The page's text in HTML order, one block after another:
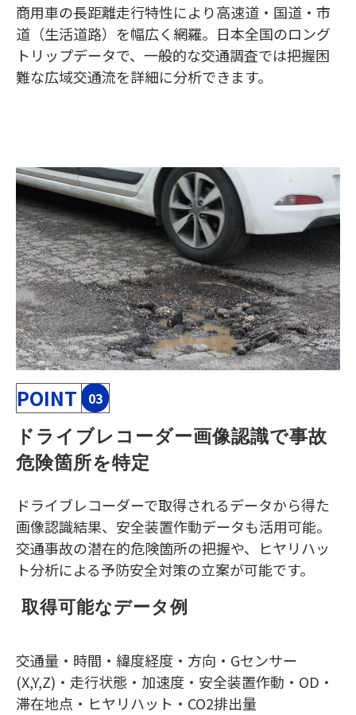
商用車の長距離走行特性により高速道・国道・市
道（生活道路）を幅広く網羅。日本全国のロング
トリップデータで、一般的な交通調査では把握困
難な広域交通流を詳細に分析できます。
POINT 03
ドライブレコーダー画像認識で事故
危険箇所を特定
ドライブレコーダーで取得されるデータから得た
画像認識結果、安全装置作動データも活用可能。
交通事故の潜在的危険箇所の把握や、ヒヤリハッ
ト分析による予防安全対策の立案が可能です。
取得可能なデータ例
交通量・時間・緯度経度・方向・ Gセンサー
(X,Y,Z)・走行状態・ 加速度・ 安全装置作動・ OD・
滞在地点・ヒヤリハット・CO2排出量